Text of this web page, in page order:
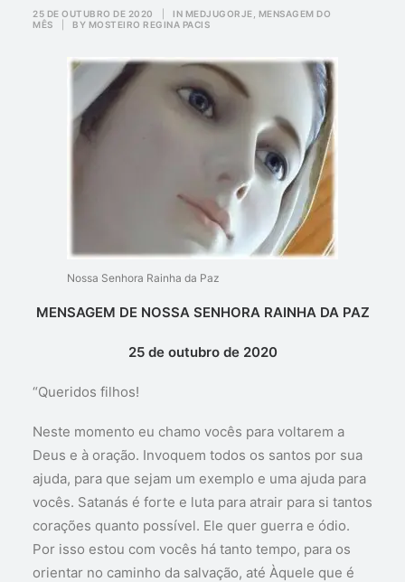
DOAÇÃO
25 DE OUTUBRO DE 2020 IN MEDJUGORJE MENSAGEM DO
MÊS
BY MOSTEIRO REGINA PACIS
Nossa Senhora Rainha da Paz
MENSAGEM DE NOSSA SENHORA RAINHA DA PAZ
25 de outubro de 2020
“Queridos filhos!
Neste momento eu chamo vocês para voltarem a
Deus e à oração. Invoquem todos os santos por sua
ajuda, para que sejam um exemplo e uma ajuda para
vocês. Satanás é forte e luta para atrair para si tantos
corações quanto possível. Ele quer guerra e ódio.
Por isso estou com vocês há tanto tempo, para os
orientar no caminho da salvação, até Àquele que é